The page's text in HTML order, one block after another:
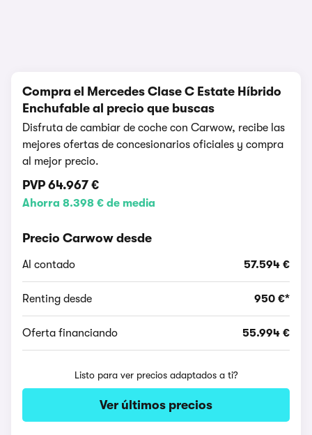
Compra el Mercedes Clase C Estate Híbrido
Enchufable al precio que buscas
Disfruta de cambiar de coche con Carwow, recibe las
mejores ofertas de concesionarios oficiales y compra
al mejor precio.
PVP 64.967 €
Ahorra 8.398 € de media
Precio Carwow desde
Al contado 57.594 €
Renting desde 950 €*
Oferta financiando 55.994 €
Listo para ver precios adaptados a ti?
Ver últimos precios